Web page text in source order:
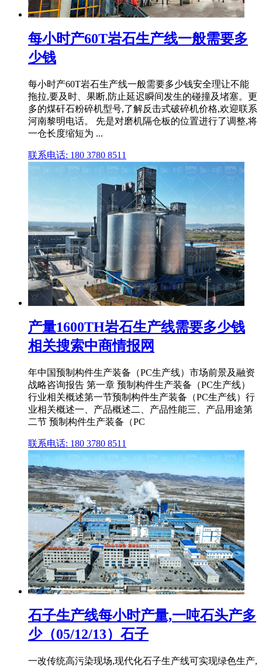
每小时产60T岩石生产线一般需要多
少钱
每小时产60T岩石生产线一般需要多少钱安全理让不能
拖拉,要及时、果断,防止延迟瞬间发生的碰撞及堵塞。更
多的煤矸石粉碎机型号,了解反击式破碎机价格,欢迎联系
河南黎明电话。 先是对磨机隔仓板的位置进行了调整,将
一仓长度缩短为 ...
联系电话: 180 3780 8511
产量1600TH岩石生产线需要多少钱
相关搜索中商情报网
年中国预制构件生产装备（PC生产线）市场前景及融资
战略咨询报告 第一章 预制构件生产装备（PC生产线）
行业相关概述第一节预制构件生产装备（PC生产线）行
业相关概述一、产品概述二、产品性能三、产品用途第
二节 预制构件生产装备（PC
联系电话: 180 3780 8511
石子生产线每小时产量,一吨石头产多
少（05/12/13）石子
一改传统高污染现场,现代化石子生产线可实现绿色生产,